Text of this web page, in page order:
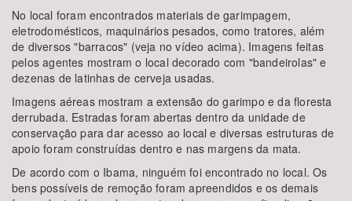
No local foram encontrados materiais de garimpagem,
eletrodomésticos, maquinários pesados, como tratores, além
de diversos "barracos" (veja no vídeo acima). Imagens feitas
pelos agentes mostram o local decorado com "bandeirolas" e
dezenas de latinhas de cerveja usadas.
Imagens aéreas mostram a extensão do garimpo e da floresta
derrubada. Estradas foram abertas dentro da unidade de
conservação para dar acesso ao local e diversas estruturas de
apoio foram construídas dentro e nas margens da mata.
De acordo com o Ibama, ninguém foi encontrado no local. Os
bens possíveis de remoção foram apreendidos e os demais